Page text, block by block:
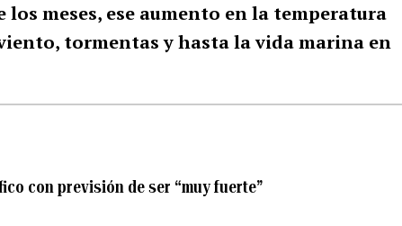
los meses, ese aumento en la temperatura
tormentas y hasta la vida marina en
con previsión de ser “muy fuerte”